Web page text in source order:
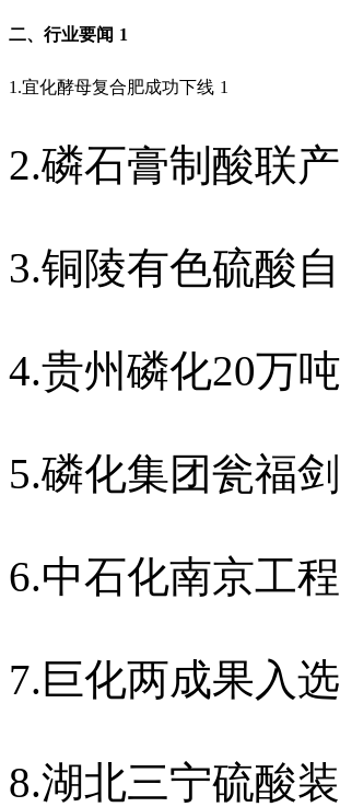
二、行业要闻 1
1.宜化酵母复合肥成功下线 1
2.磷石膏制酸联
3.铜陵有色硫酸
4.贵州磷化20万
5.磷化集团瓮福
6.中石化南京工
7.巨化两成果入
8.湖北三宁硫酸